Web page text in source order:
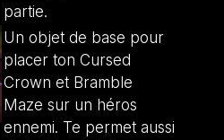
partie.
Un objet de base pour
placer ton Cursed
Crown et Bramble
Maze sur un héros
ennemi. Te permet aussi